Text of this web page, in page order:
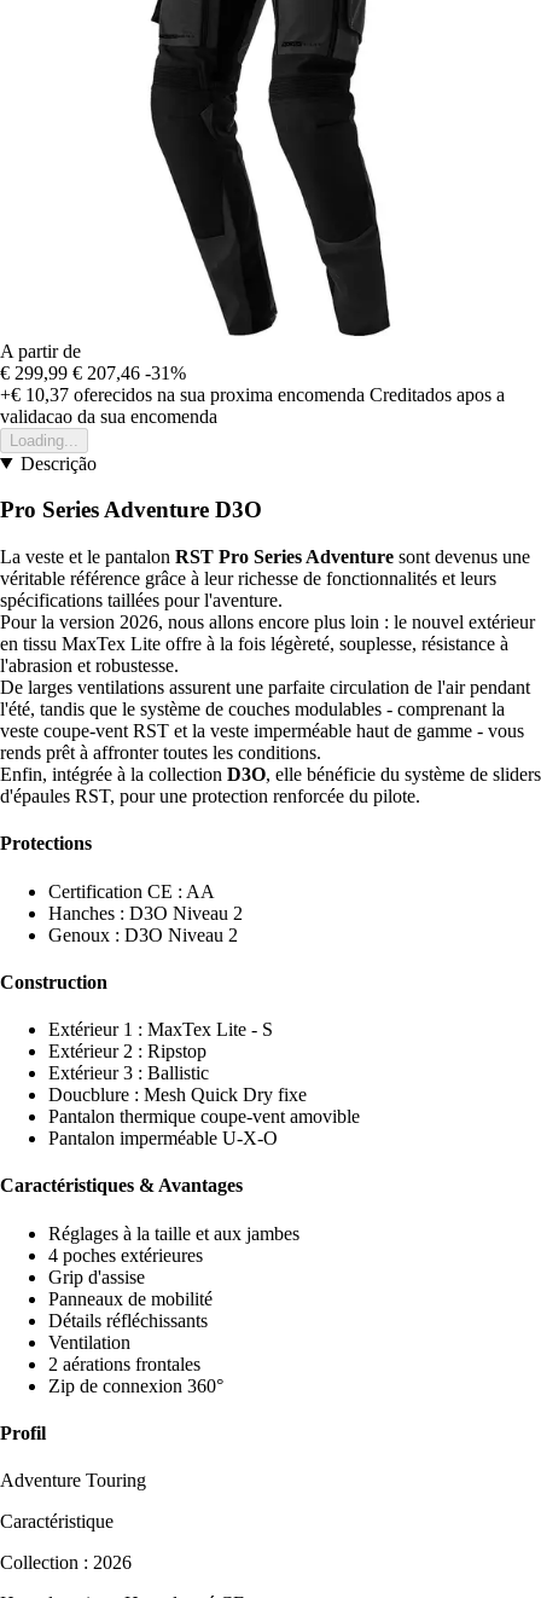
A partir de
€ 299,99 € 207,46 -31%
+€ 10,37 oferecidos na sua proxima encomenda Creditados apos a
validacao da sua encomenda
Loading...
Descrição
Pro Series Adventure D3O
La veste et le pantalon RST Pro Series Adventure sont devenus une
véritable référence grâce à leur richesse de fonctionnalités et leurs
spécifications taillées pour l'aventure.
Pour la version 2026, nous allons encore plus loin : le nouvel extérieur
en tissu MaxTex Lite offre à la fois légèreté, souplesse, résistance à
l'abrasion et robustesse.
De larges ventilations assurent une parfaite circulation de l'air pendant
l'été, tandis que le système de couches modulables - comprenant la
veste coupe-vent RST et la veste imperméable haut de gamme - vous
rends prêt à affronter toutes les conditions.
Enfin, intégrée à la collection D3O, elle bénéficie du système de sliders
d'épaules RST, pour une protection renforcée du pilote.
Protections
Certification CE : AA
Hanches : D3O Niveau 2
Genoux : D3O Niveau 2
Construction
Extérieur 1 : MaxTex Lite - S
Extérieur 2 : Ripstop
Extérieur 3 : Ballistic
Doucblure : Mesh Quick Dry fixe
Pantalon thermique coupe-vent amovible
Pantalon imperméable U-X-O
Caractéristiques & Avantages
Réglages à la taille et aux jambes
4 poches extérieures
Grip d'assise
Panneaux de mobilité
Détails réfléchissants
Ventilation
2 aérations frontales
Zip de connexion 360°
Profil
Adventure Touring
Caractéristique
Collection : 2026